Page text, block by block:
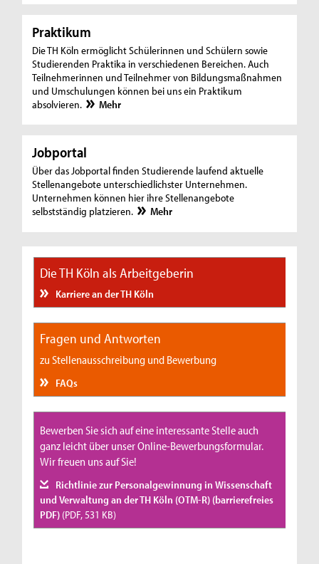
Praktikum
Die TH Köln ermöglicht Schülerinnen und Schülern sowie
Studierenden Praktika in verschiedenen Bereichen. Auch
Teilnehmerinnen und Teilnehmer von Bildungsmaßnahmen
und Umschulungen können bei uns ein Praktikum
absolvieren.
Mehr
Jobportal
Über das Jobportal finden Studierende laufend aktuelle
Stellenangebote unterschiedlichster Unternehmen.
Unternehmen können hier ihre Stellenangebote
selbstständig platzieren.
Mehr
Die TH Köln als Arbeitgeberin
Karriere an der TH Köln
Fragen und Antworten
zu Stellenausschreibung und Bewerbung
FAQs
Bewerben Sie sich auf eine interessante Stelle auch
ganz leicht über unser Online-Bewerbungsformular.
Wir freuen uns auf Sie!
Richtlinie zur Personalgewinnung in Wissenschaft
und Verwaltung an der TH Köln (OTM-R) (barrierefreies
PDF) (PDF, 531 KB)